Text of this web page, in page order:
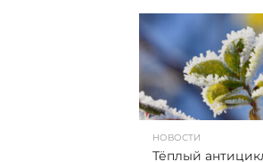
НОВОСТИ
Тёплый